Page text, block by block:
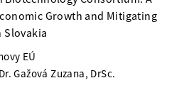
Growth and Mitigating
Slovakia
EÚ
Gažová Zuzana, DrSc.